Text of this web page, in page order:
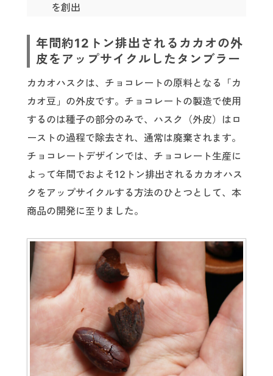
を創出
年間約12トン排出されるカカオの外
皮をアップサイクルしたタンブラー
カカオハスクは、チョコレートの原料となる「カ
カオ豆」の外皮です。チョコレートの製造で使用
するのは種子の部分のみで、ハスク（外皮）はロ
ーストの過程で除去され、通常は廃棄されます。
チョコレートデザインでは、チョコレート生産に
よって年間でおよそ12トン排出されるカカオハス
クをアップサイクルする方法のひとつとして、本
商品の開発に至りました。